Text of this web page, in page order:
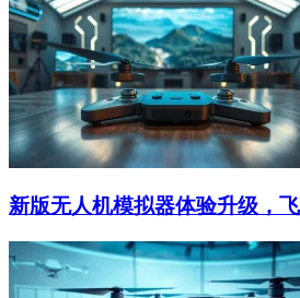
新版无人机模拟器体验升级，